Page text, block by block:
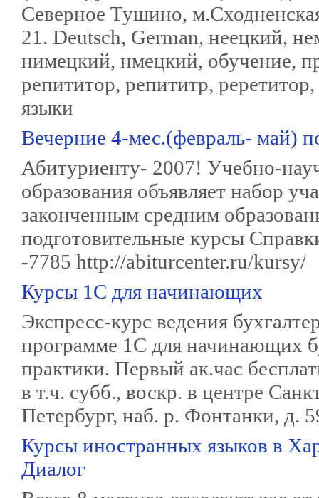
Северное Тушино,
21. Deutsch, German, неецкий,
нимецкий, нмецкий, обучение,
репититор, репититр,
языки
Вечерние 4-мес.(февраль- май)
Абитуриенту- 2007! Учебно-
образования объявляет набор
законченным средним
подготовительные курсы
-7785 http://abiturcenter.ru/kursy/
Курсы 1С для начинающих
Экспресс-курс ведения
программе 1С для начинающих
практики. Первый ак.час
в т.ч. субб., воскр. в центре
Петербург, наб. р. Фонтанки, д.
Курсы иностранных языков в
Диалог